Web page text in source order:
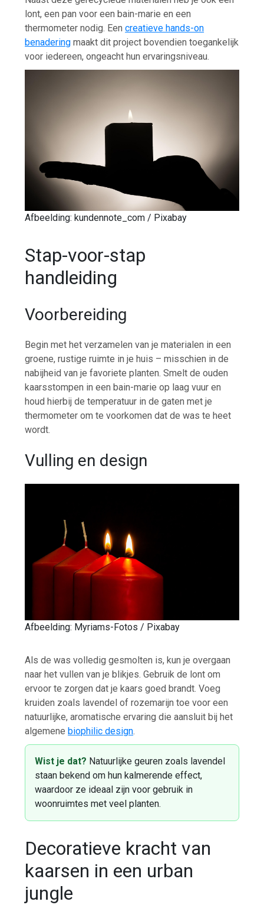
lont, een pan voor een bain-marie en een
thermometer nodig. Eencreatieve hands-on
benadering maakt dit project bovendien toegankelijk
voor iedereen, ongeacht hun ervaringsniveau.
Afbeelding: kundennote_com / Pixabay
Stap-voor-stap
handleiding
Voorbereiding
Begin met het verzamelen van je materialen in een
groene, rustige ruimte in je huis – misschien in de
nabijheid van je favoriete planten. Smelt de ouden
kaarsstompen in een bain-marie op laag vuur en
houd hierbij de temperatuur in de gaten met je
thermometer om te voorkomen dat de was te heet
wordt.
Vulling en design
Afbeelding: Myriams-Fotos / Pixabay
Als de was volledig gesmolten is, kun je overgaan
naar het vullen van je blikjes. Gebruik de lont om
ervoor te zorgen dat je kaars goed brandt. Voeg
kruiden zoals lavendel of rozemarijn toe voor een
natuurlijke, aromatische ervaring die aansluit bij het
algemene biophilic design.
Wist je dat? Natuurlijke geuren zoals lavendel
staan bekend om hun kalmerende effect,
waardoor ze ideaal zijn voor gebruik in
woonruimtes met veel planten.
Decoratieve kracht van
kaarsen in een urban
jungle